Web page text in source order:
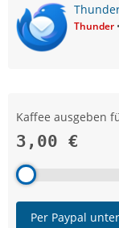
Thunder
Kaffee ausgeben
3,00 €
Per Paypal